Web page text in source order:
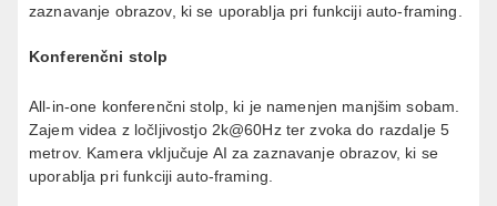
zaznavanje obrazov, ki se uporablja pri funkciji auto-framing.
Konferenčni stolp
All-in-one konferenčni stolp, ki je namenjen manjšim sobam.
Zajem videa z ločljivostjo 2k@60Hz ter zvoka do razdalje 5
metrov. Kamera vključuje AI za zaznavanje obrazov, ki se
uporablja pri funkciji auto-framing.